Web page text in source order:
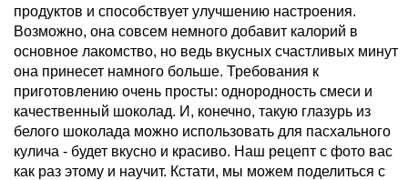
продуктов и способствует улучшению настроения.
Возможно, она совсем немного добавит калорий в
основное лакомство, но ведь вкусных счастливых минут
она принесет намного больше. Требования к
приготовлению очень просты: однородность смеси и
качественный шоколад. И, конечно, такую глазурь из
белого шоколада можно использовать для пасхального
кулича - будет вкусно и красиво. Наш рецепт с фото вас
как раз этому и научит. Кстати, мы можем поделиться с